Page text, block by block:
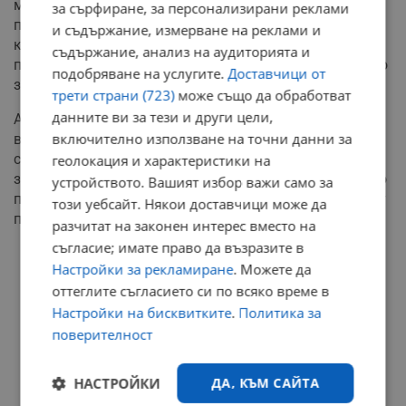
може да се окаже най-важен: индексът на
производствените цени. Той отразява цените на
компонентите и материалите, които използват
предприятията, много от които са вносни стоки, силно
засегнати от митата на Тръмп.
Ако ескалиращите производствени цени
възпрепятстват новите инвестиции, избирателите
скоро ще забележат това, тъй като растежът на
заплатите ще се забави. Тръмп може да получи малко
предупреждение в данните, преди да бъде засегнат от
политическа катастрофа.
РЕКЛАМА
за сърфиране, за персонализирани реклами
и съдържание, измерване на реклами и
съдържание, анализ на аудиторията и
подобряване на услугите.Доставчици от
трети страни (723)може също да обработват
данните ви за тези и други цели,
включително използване на точни данни за
геолокация и характеристики на
устройството. Вашият избор важи само за
този уебсайт. Някои доставчици може да
разчитат на законен интерес вместо на
съгласие; имате право да възразите в
Настройки за рекламиране. Можете да
оттеглите съгласието си по всяко време в
Настройки на бисквитките. Политика за
поверителност
ДА, КЪМ САЙТА
НАСТРОЙКИ